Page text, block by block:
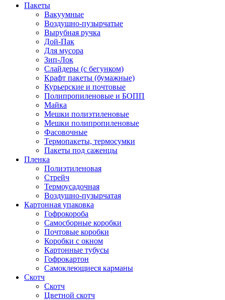
Пакеты
Вакуумные
Воздушно-пузырчатые
Вырубная ручка
Дой-Пак
Для мусора
Зип-Лок
Слайдеры (с бегунком)
Крафт пакеты (бумажные)
Курьерские и почтовые
Полипропиленовые и БОПП
Майка
Мешки полиэтиленовые
Мешки полипропиленовые
Фасовочные
Термопакеты, термосумки
Пакеты под саженцы
Пленка
Полиэтиленовая
Стрейч
Термоусадочная
Воздушно-пузырчатая
Картонная упаковка
Гофрокороба
Самосборные коробки
Почтовые коробки
Коробки с окном
Картонные тубусы
Гофрокартон
Самоклеющиеся карманы
Скотч
Скотч
Цветной скотч